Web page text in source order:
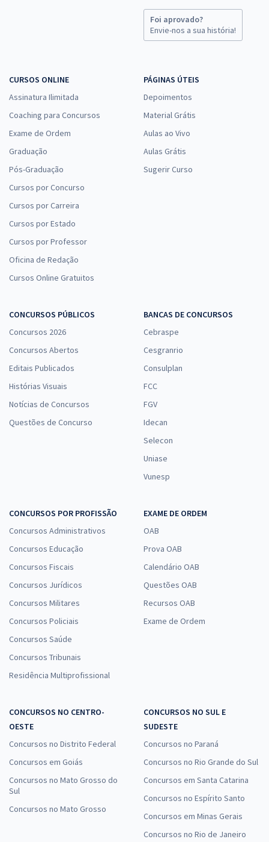
Foi aprovado?
Envie-nos a sua história!
CURSOS ONLINE
Assinatura Ilimitada
Coaching para Concursos
Exame de Ordem
Graduação
Pós-Graduação
Cursos por Concurso
Cursos por Carreira
Cursos por Estado
Cursos por Professor
Oficina de Redação
Cursos Online Gratuitos
PÁGINAS ÚTEIS
Depoimentos
Material Grátis
Aulas ao Vivo
Aulas Grátis
Sugerir Curso
CONCURSOS PÚBLICOS
Concursos 2026
Concursos Abertos
Editais Publicados
Histórias Visuais
Notícias de Concursos
Questões de Concurso
BANCAS DE CONCURSOS
Cebraspe
Cesgranrio
Consulplan
FCC
FGV
Idecan
Selecon
Uniase
Vunesp
CONCURSOS POR PROFISSÃO
Concursos Administrativos
Concursos Educação
Concursos Fiscais
Concursos Jurídicos
Concursos Militares
Concursos Policiais
Concursos Saúde
Concursos Tribunais
Residência Multiprofissional
EXAME DE ORDEM
OAB
Prova OAB
Calendário OAB
Questões OAB
Recursos OAB
Exame de Ordem
CONCURSOS NO CENTRO-
OESTE
Concursos no Distrito Federal
Concursos em Goiás
Concursos no Mato Grosso do
Sul
Concursos no Mato Grosso
CONCURSOS NO SUL E
SUDESTE
Concursos no Paraná
Concursos no Rio Grande do Sul
Concursos em Santa Catarina
Concursos no Espírito Santo
Concursos em Minas Gerais
Concursos no Rio de Janeiro